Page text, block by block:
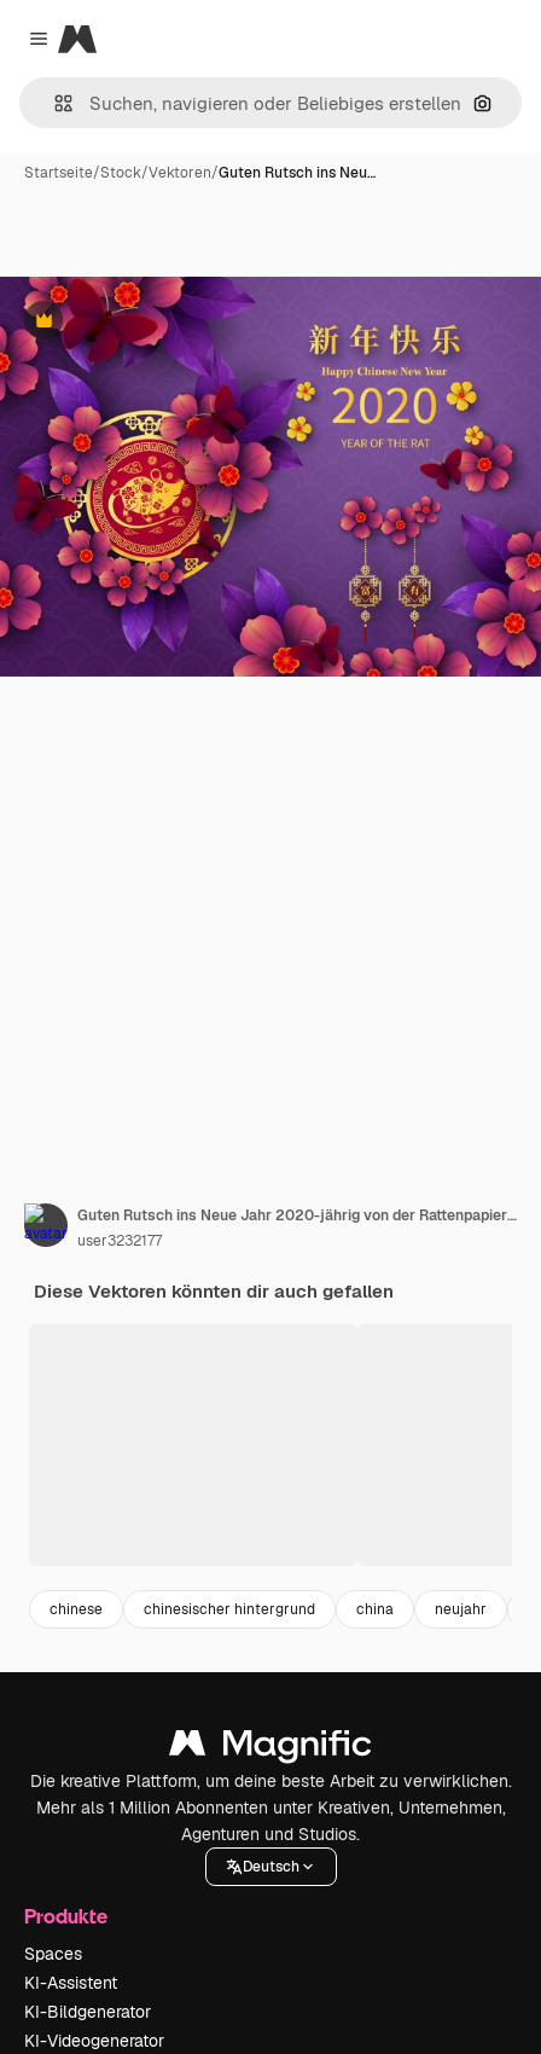
Close menu
Magnific
Nach
Startseite/Stock/Vektoren/Guten Rutsch ins Neu…
Premium
Guten Rutsch ins Neue Jahr 2020-jährig von der Rattenpapier-Schnittart. Chinesische Charaktere
user3232177
Diese Vektoren könnten dir auch gefallen
chinese chinesischer hintergrund china neujahr
Die kreative Plattform, um deine beste Arbeit zu verwirklichen.
Mehr als 1 Million Abonnenten unter Kreativen, Unternehmen,
Agenturen und Studios.
Deutsch
Produkte
Spaces
KI-Assistent
KI-Bildgenerator
KI-Videogenerator